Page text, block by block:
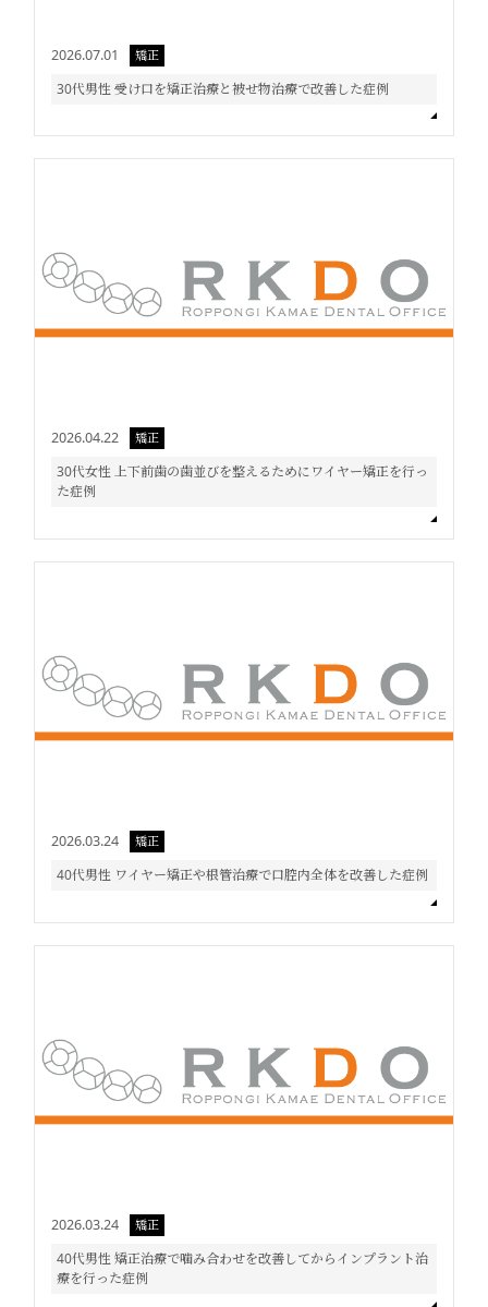
2026.07.01 矯正
30代男性 受け口を矯正治療と被せ物治療で改善した症例
2026.04.22 矯正
30代女性 上下前歯の歯並びを整えるためにワイヤー矯正を行っ
た症例
2026.03.24 矯正
40代男性 ワイヤー矯正や根管治療で口腔内全体を改善した症例
2026.03.24 矯正
40代男性 矯正治療で噛み合わせを改善してからインプラント治
療を行った症例